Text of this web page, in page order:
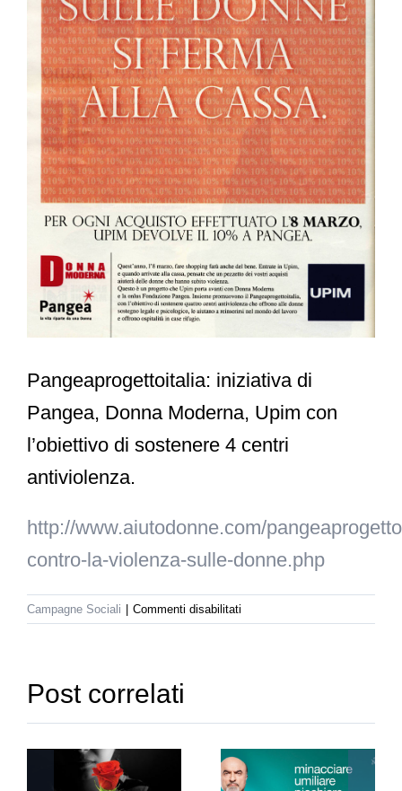
Pangeaprogettoitalia: iniziativa di
Pangea, Donna Moderna, Upim con
l’obiettivo di sostenere 4 centri
antiviolenza.
http://www.aiutodonne.com/
contro-la-violenza-sulle-donne.php
Campagne Sociali Commenti disabilitati
La
ferma
cassa
Post correlati
Minacciare
Un
violento